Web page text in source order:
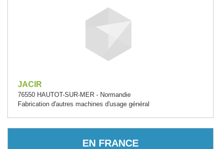
JACIR
76550 HAUTOT-SUR-MER - Normandie
Fabrication d'autres machines d'usage général
EN FRANCE